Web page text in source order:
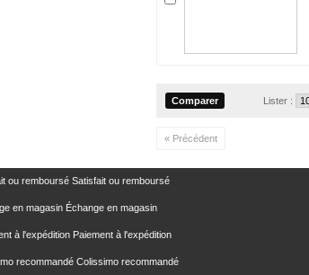
Lister :
« Précédent
Satisfait ou remboursé
Échange en magasin
Paiement à l'expédition
Colissimo recommandé